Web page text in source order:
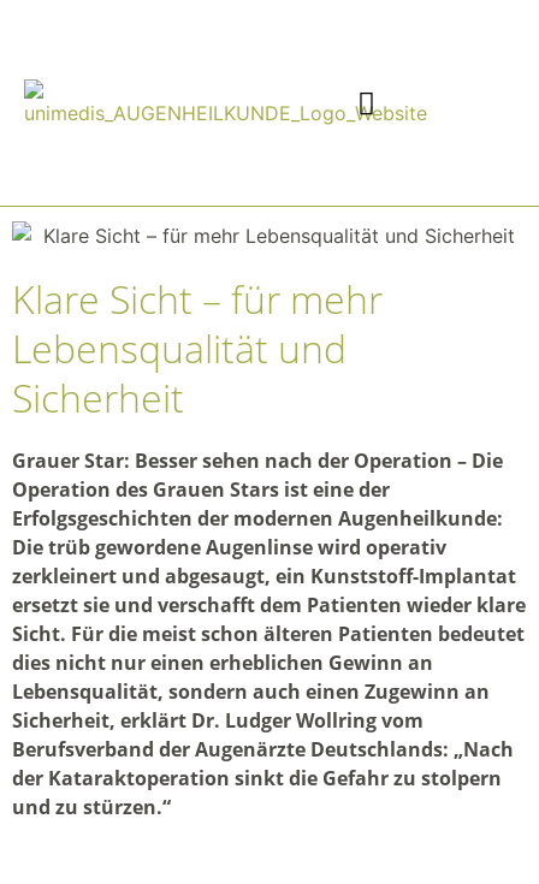
Klare Sicht – für mehr
Lebensqualität und
Sicherheit
Grauer Star: Besser sehen nach der Operation – Die
Operation des Grauen Stars ist eine der
Erfolgsgeschichten der modernen Augenheilkunde:
Die trüb gewordene Augenlinse wird operativ
zerkleinert und abgesaugt, ein Kunststoff-Implantat
ersetzt sie und verschafft dem Patienten wieder klare
Sicht. Für die meist schon älteren Patienten bedeutet
dies nicht nur einen erheblichen Gewinn an
Lebensqualität, sondern auch einen Zugewinn an
Sicherheit, erklärt Dr. Ludger Wollring vom
Berufsverband der Augenärzte Deutschlands: „Nach
der Kataraktoperation sinkt die Gefahr zu stolpern
und zu stürzen.“